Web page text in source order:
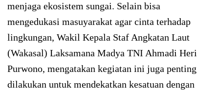
menjaga ekosistem sungai. Selain bisa
mengedukasi masuyarakat agar cinta terhadap
lingkungan, Wakil Kepala Staf Angkatan Laut
(Wakasal) Laksamana Madya TNI Ahmadi Heri
Purwono, mengatakan kegiatan ini juga penting
dilakukan untuk mendekatkan kesatuan dengan